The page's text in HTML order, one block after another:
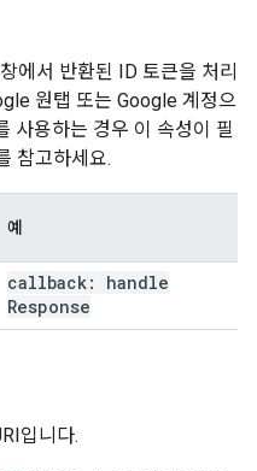
에서 반환된 ID 토큰을 처리
원탭 또는 Google 계정으
사용하는 경우 이 속성이 필
참고하세요.
예
callback: handle
Response
입니다.